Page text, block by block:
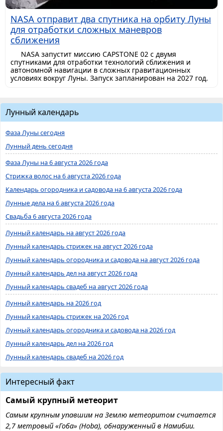
NASA отправит два спутника на орбиту Луны
для отработки сложных маневров
сближения
NASA запустит миссию CAPSTONE 02 с двумя
спутниками для отработки технологий сближения и
автономной навигации в сложных гравитационных
условиях вокруг Луны. Запуск запланирован на 2027 год.
Лунный календарь
Фаза Луны сегодня
Лунный день сегодня
Фаза Луны на 6 августа 2026 года
Стрижка волос на 6 августа 2026 года
Календарь огородника и садовода на 6 августа 2026 года
Лунные дела на 6 августа 2026 года
Свадьба 6 августа 2026 года
Лунный календарь на август 2026 года
Лунный календарь стрижек на август 2026 года
Лунный календарь огородника и садовода на август 2026 года
Лунный календарь дел на август 2026 года
Лунный календарь свадеб на август 2026 года
Лунный календарь на 2026 год
Лунный календарь стрижек на 2026 год
Лунный календарь огородника и садовода на 2026 год
Лунный календарь дел на 2026 год
Лунный календарь свадеб на 2026 год
Интересный факт
Самый крупный метеорит
Самым крупным упавшим на Землю метеоритом считается
2,7 метровый «Гоба» (Hoba), обнаруженный в Намибии.